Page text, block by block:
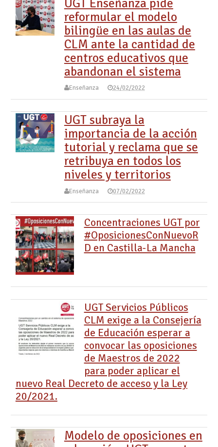
reformular el modelo
bilingüe en las aulas de
CLM ante la cantidad de
centros educativos que
abandonan el sistema
Enseñanza 24/02/2022
UGT subraya la
importancia de la acción
tutorial y reclama que se
retribuya en todos los
niveles y territorios
Enseñanza 07/02/2022
Concentraciones UGT por
#OposicionesConNuevoR
D en Castilla-La Mancha
UGT Servicios Públicos
CLM exige a la Consejería
de Educación esperar a
convocar las oposiciones
de Maestros de 2022
para poder aplicar el
nuevo Real Decreto de acceso y la Ley
20/2021.
Modelo de oposiciones en